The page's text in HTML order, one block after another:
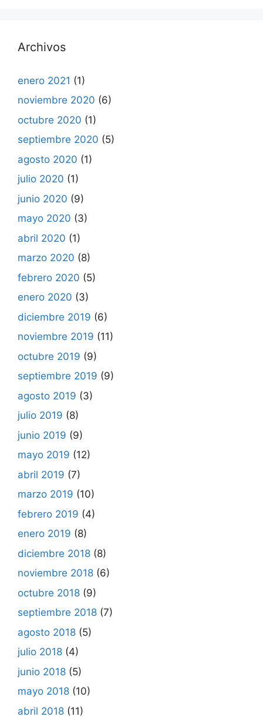
Archivos
enero 2021 (1)
noviembre 2020 (6)
octubre 2020 (1)
septiembre 2020 (5)
agosto 2020 (1)
julio 2020 (1)
junio 2020 (9)
mayo 2020 (3)
abril 2020 (1)
marzo 2020 (8)
febrero 2020 (5)
enero 2020 (3)
diciembre 2019 (6)
noviembre 2019 (11)
octubre 2019 (9)
septiembre 2019 (9)
agosto 2019 (3)
julio 2019 (8)
junio 2019 (9)
mayo 2019 (12)
abril 2019 (7)
marzo 2019 (10)
febrero 2019 (4)
enero 2019 (8)
diciembre 2018 (8)
noviembre 2018 (6)
octubre 2018 (9)
septiembre 2018 (7)
agosto 2018 (5)
julio 2018 (4)
junio 2018 (5)
mayo 2018 (10)
abril 2018 (11)